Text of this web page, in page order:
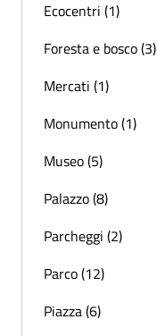
Ecocentri (1)
Foresta e bosco (3)
Mercati (1)
Monumento (1)
Museo (5)
Palazzo (8)
Parcheggi (2)
Parco (12)
Piazza (6)